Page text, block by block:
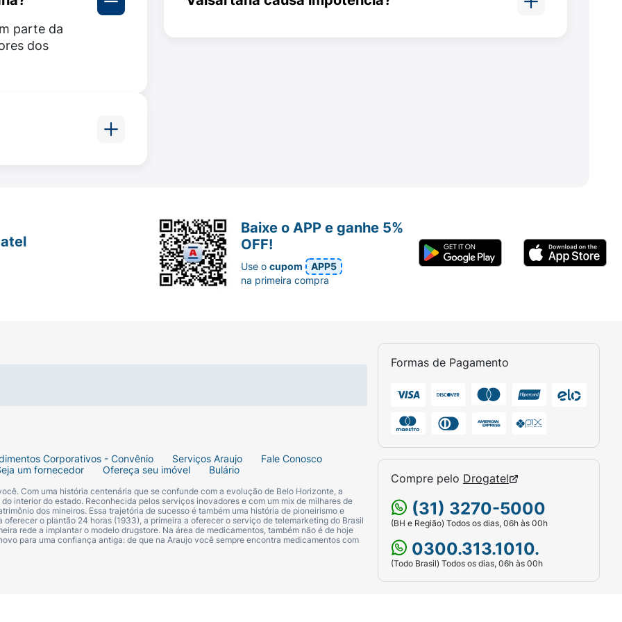
utilizado para diminuir a pressão arterial.
médico antes de utilizar valsartana.
com um copo de água. Os comprimidos revestidos da valsartana podem ser tomados com ou sem
Não exceda a dose recomendada.
não percebem qualquer sinal deste problema. Muitos sentem-se completamente normais. Isso
suas consultas com o médico, mesmo que você esteja se sentindo bem.
parte da
dos
Corporativos - Convênio Serviços Araujo
Fale Conosco
um fornecedor Ofereça seu imóvel Bulário
Com uma história centenária que se confunde com a evolução de Belo Horizonte, a
interior do estado. Reconhecida pelos serviços inovadores e com um mix de milhares de
dos mineiros. Essa trajetória de sucesso é também uma história de pioneirismo e
o plantão 24 horas (1933), a primeira a oferecer o serviço de telemarketing do Brasil
rede a implantar o modelo drugstore. Na área de medicamentos, também não é de hoje
para uma confiança antiga: de que na Araujo você sempre encontra medicamentos com
Formas de Pagamento
Compre pelo Drogatel
(31) 3270-5000
(BH e Região) Todos os dias, 06h às 00h
0300.313.1010.
(Todo Brasil) Todos os dias, 06h às 00h
Baixe o APP e ganhe 5%
OFF!
Use ocupom
APP5
na primeira compra